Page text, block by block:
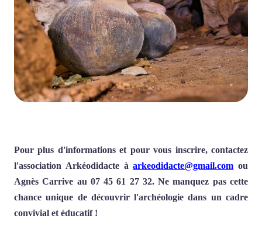
Pour plus d'informations et pour vous inscrire, contactez
l'association Arkéodidacte àarkeodidacte@gmail.com ou
Agnès Carrive au 07 45 61 27 32. Ne manquez pas cette
chance unique de découvrir l'archéologie dans un cadre
convivial et éducatif !